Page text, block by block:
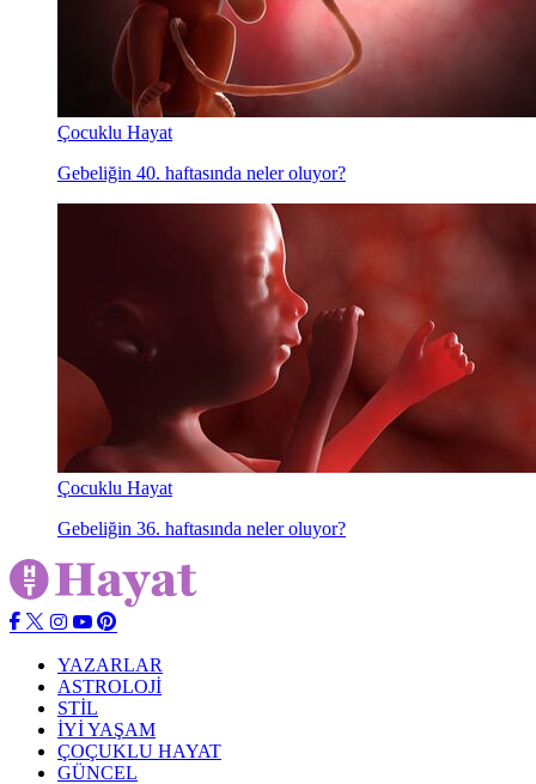
Çocuklu Hayat
Gebeliğin 40. haftasında neler oluyor?
Çocuklu Hayat
Gebeliğin 36. haftasında neler oluyor?
YAZARLAR
ASTROLOJİ
STİL
İYİ YAŞAM
ÇOÇUKLU HAYAT
GÜNCEL